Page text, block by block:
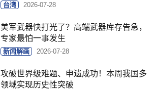
台湾 2026-07-28
美军武器快打光了？高端武器库存告急，
专家最怕一事发生
新闻解画 2026-07-28
攻破世界级难题、申遗成功！本周我国多
领域实现历史性突破